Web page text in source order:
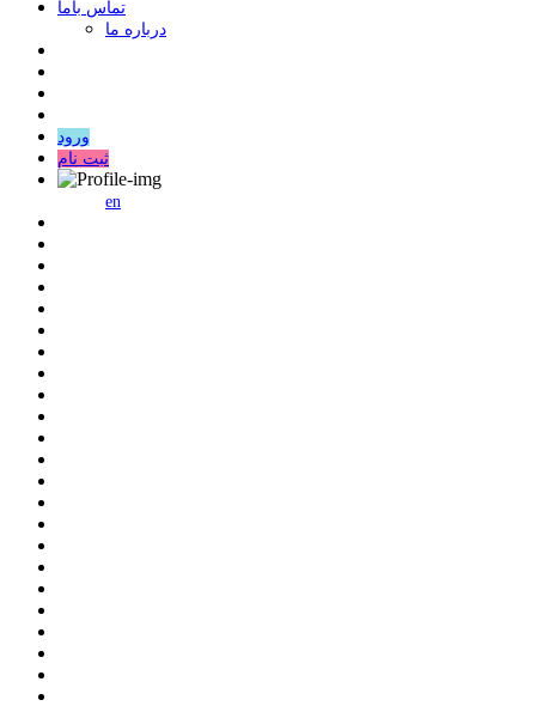
ﺗﻤﺎﺱ ﺑﺎﻣﺎ
درباره ما
ورود
ثبت نام
en